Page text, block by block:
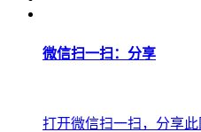
微信扫一扫：分享
打开微信扫一扫，分享